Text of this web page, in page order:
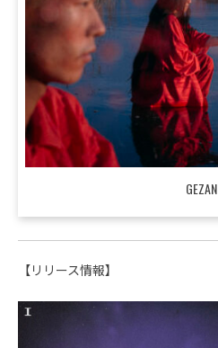
GEZAN
【リリース情報】